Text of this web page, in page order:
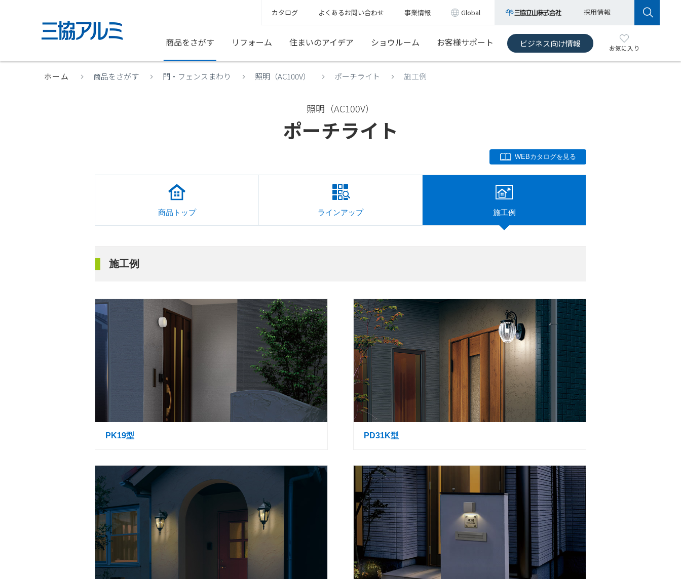
カタログ よくあるお問い合わせ 事業情報 Global 採用情報
商品をさがす リフォーム 住まいのアイデア ショウルーム お客様サポート ビジネス向け情報 お気に入り
ホーム 商品をさがす 門・フェンスまわり 照明（AC100V） ポーチライト 施工例
照明（AC100V）
ポーチライト
WEBカタログを見る
商品トップ ラインアップ 施工例
施工例
PK19型 PD31K型